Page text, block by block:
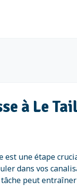
à Le
est une étape
dans vos
peut